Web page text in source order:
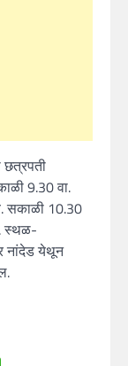
9.30 वा.
सकाळी 10.30
स्थळ-
नांदेड येथून